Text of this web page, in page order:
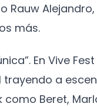
Alejandro,
más.
En Vive
a
Beret,